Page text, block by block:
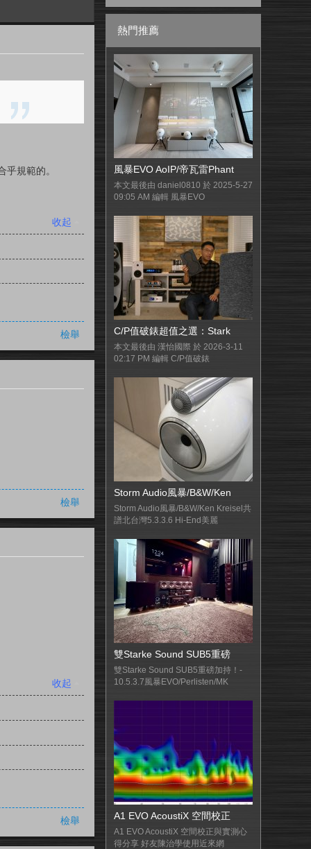
規範的。
收起
檢舉
檢舉
收起
檢舉
熱門推薦
風暴EVO AoIP/帝瓦雷Phant
本文最後由 daniel0810 於 2025-5-27
09:05 AM 編輯 風暴EVO
C/P值破錶超值之選：Stark
本文最後由 漢怡國際 於 2026-3-11
02:17 PM 編輯 C/P值破錶
Storm Audio風暴/B&W/Ken
Storm Audio風暴/B&W/Ken Kreisel共
譜北台灣5.3.3.6 Hi-End美麗
雙Starke Sound SUB5重磅
雙Starke Sound SUB5重磅加持！-
10.5.3.7風暴EVO/Perlisten/MK
A1 EVO AcoustiX 空間校正
A1 EVO AcoustiX 空間校正與實測心
得分享 好友陳治學使用近來網